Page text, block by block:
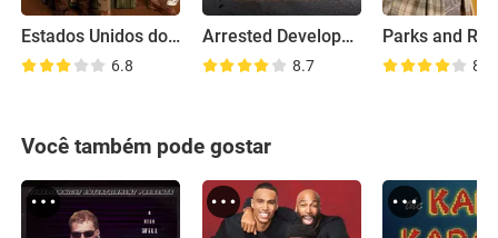
Estados Unidos do Al
6.8
Arrested Development - Caindo na Real
8.7 8.0
Você também pode gostar